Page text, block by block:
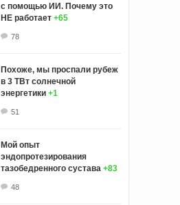
с помощью ИИ. Почему это
НЕ работает +65
78
Похоже, мы проспали рубеж
в 3 ТВт солнечной
энергетики +1
51
Мой опыт
эндопротезирования
тазобедренного сустава +83
48